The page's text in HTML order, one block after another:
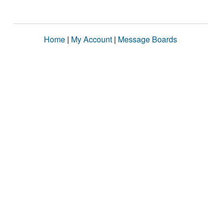
Home | My Account | Message Boards